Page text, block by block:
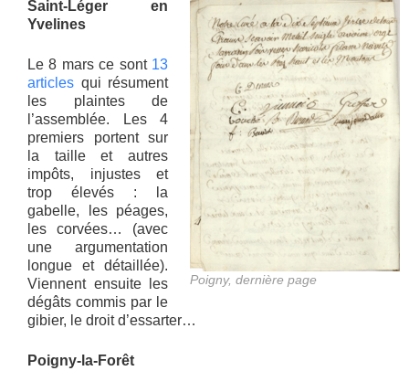
Poigny, dernière page
Saint-Léger en
Yvelines
Le 8 mars ce sont13
articles qui résument
les plaintes de
l’assemblée. Les 4
premiers portent sur
la taille et autres
impôts, injustes et
trop élevés : la
gabelle, les péages,
les corvées… (avec
une argumentation
longue et détaillée).
Viennent ensuite les
dégâts commis par le
gibier, le droit d’essarter…
Poigny-la-Forêt